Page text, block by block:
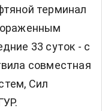
терминал
33 суток - с
совместная
Сил